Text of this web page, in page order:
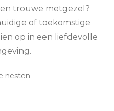
trouwe metgezel?
of toekomstige
op in een liefdevolle
nesten